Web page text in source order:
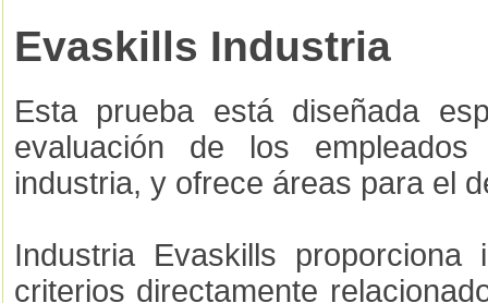
Evaskills Industria
Esta prueba está diseñada
evaluación de los
industria, y ofrece áreas para el
Industria Evaskills proporciona
criterios directamente